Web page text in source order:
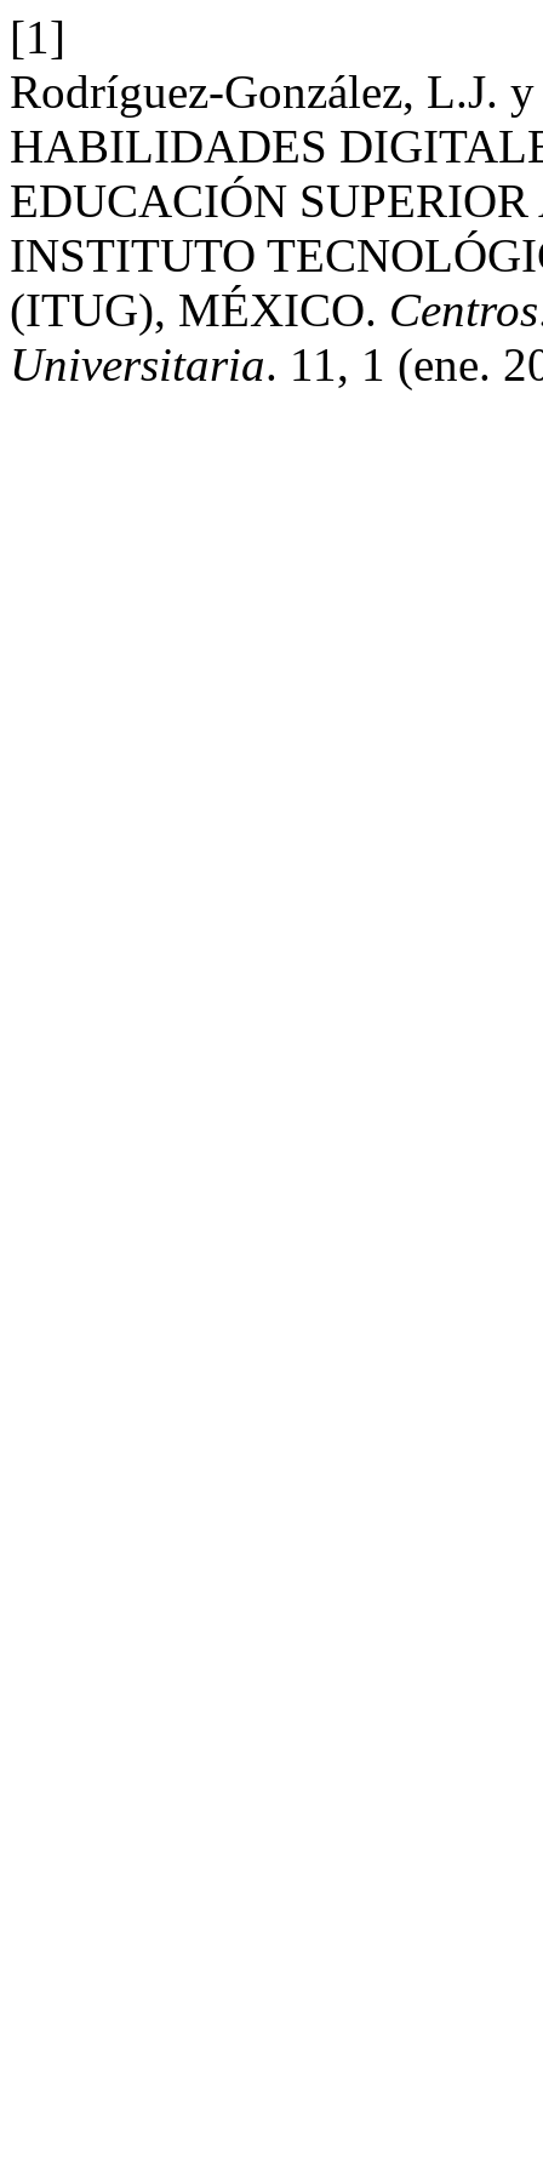
[1]
Rodríguez-González, L.J.
HABILIDADES
EDUCACIÓN
INSTITUTO
(ITUG), MÉXICO.
Universitaria. 11, 1 (ene.